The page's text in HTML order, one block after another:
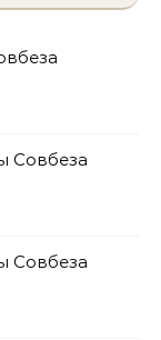
Совбеза
Совбеза